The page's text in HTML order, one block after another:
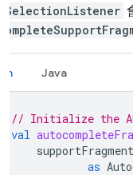
Java
// Initialize the
val
as